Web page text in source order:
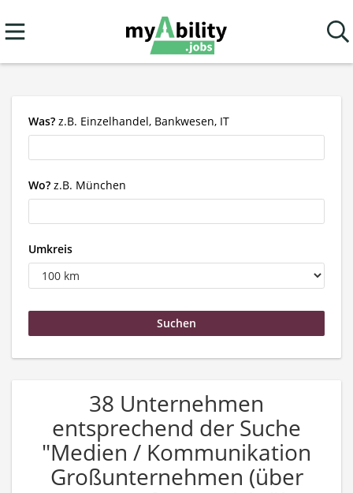
Was? z.B. Einzelhandel, Bankwesen, IT
Wo? z.B. München
Umkreis
38 Unternehmen
entsprechend der Suche
"Medien / Kommunikation
Großunternehmen (über